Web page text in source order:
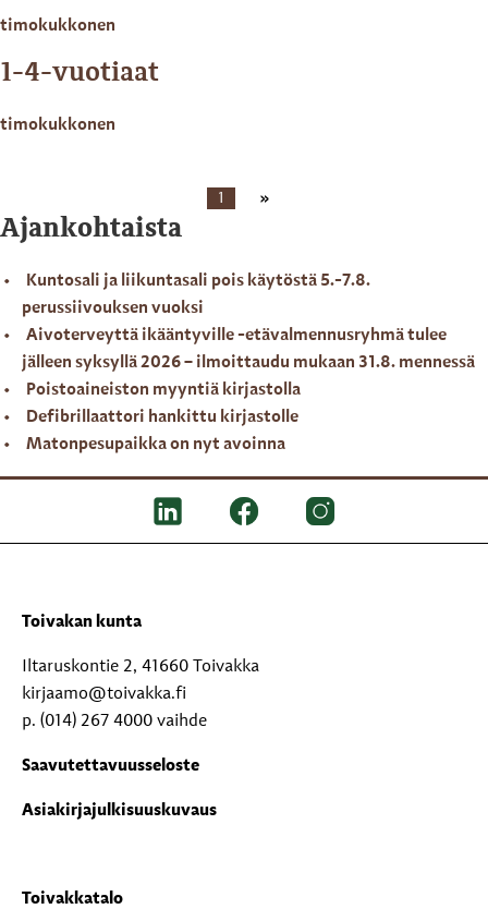
timokukkonen
1-4-vuotiaat
timokukkonen
1
Ajankohtaista
Kuntosali ja liikuntasali pois käytöstä 5.-7.8.
perussiivouksen vuoksi
Aivoterveyttä ikääntyville -etävalmennusryhmä tulee
jälleen syksyllä 2026 – ilmoittaudu mukaan 31.8. mennessä
Poistoaineiston myyntiä kirjastolla
Defibrillaattori hankittu kirjastolle
Matonpesupaikka on nyt avoinna
Toivakan kunta
Iltaruskontie 2, 41660 Toivakka
kirjaamo@toivakka.fi
p. (014) 267 4000 vaihde
Saavutettavuusseloste
Asiakirjajulkisuuskuvaus
Toivakkatalo